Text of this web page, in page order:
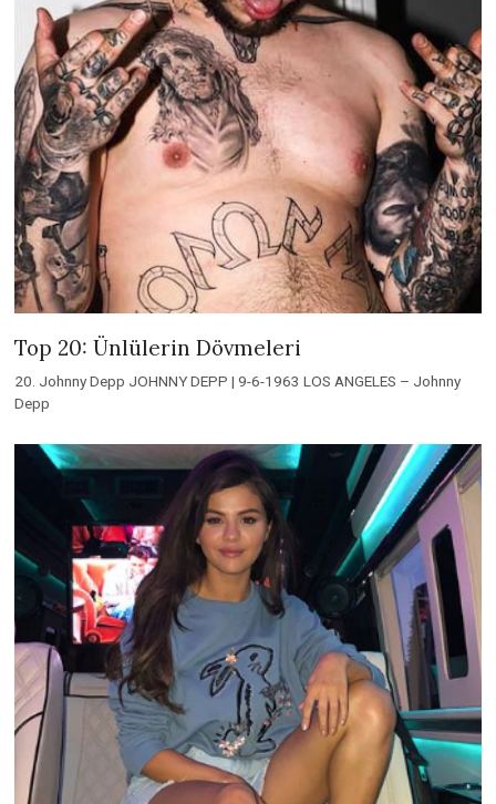
Top 20: Ünlülerin Dövmeleri
20. Johnny Depp JOHNNY DEPP | 9-6-1963 LOS ANGELES – Johnny
Depp